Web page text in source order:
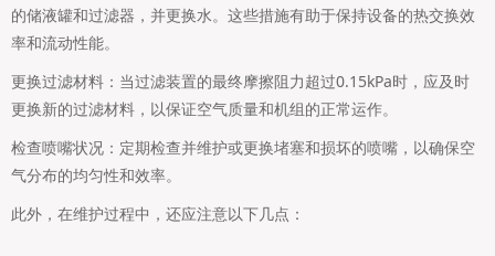
的储液罐和过滤器，并更换水。这些措施有助于保持设备的热交换效
率和流动性能。
更换过滤材料：当过滤装置的最终摩擦阻力超过0.15kPa时，应及时
更换新的过滤材料，以保证空气质量和机组的正常运作。
检查喷嘴状况：定期检查并维护或更换堵塞和损坏的喷嘴，以确保空
气分布的均匀性和效率。
此外，在维护过程中，还应注意以下几点：